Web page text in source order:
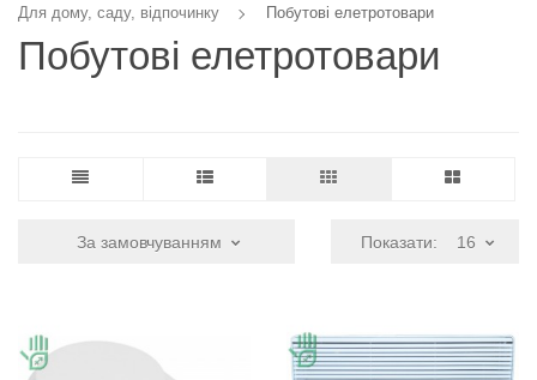
Для дому, саду, відпочинку
Побутові елетротовари
Побутові елетротовари
За замовчуванням Показати: 16